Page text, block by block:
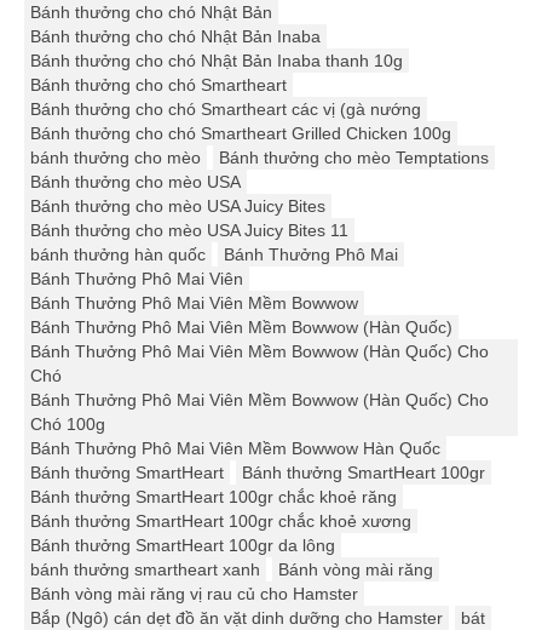
Bánh thưởng cho chó Nhật Bản
Bánh thưởng cho chó Nhật Bản Inaba
Bánh thưởng cho chó Nhật Bản Inaba thanh 10g
Bánh thưởng cho chó Smartheart
Bánh thưởng cho chó Smartheart các vị (gà nướng
Bánh thưởng cho chó Smartheart Grilled Chicken 100g
bánh thưởng cho mèo
Bánh thưởng cho mèo Temptations
Bánh thưởng cho mèo USA
Bánh thưởng cho mèo USA Juicy Bites
Bánh thưởng cho mèo USA Juicy Bites 11
bánh thưởng hàn quốc
Bánh Thưởng Phô Mai
Bánh Thưởng Phô Mai Viên
Bánh Thưởng Phô Mai Viên Mềm Bowwow
Bánh Thưởng Phô Mai Viên Mềm Bowwow (Hàn Quốc)
Bánh Thưởng Phô Mai Viên Mềm Bowwow (Hàn Quốc) Cho
Chó
Bánh Thưởng Phô Mai Viên Mềm Bowwow (Hàn Quốc) Cho
Chó 100g
Bánh Thưởng Phô Mai Viên Mềm Bowwow Hàn Quốc
Bánh thưởng SmartHeart
Bánh thưởng SmartHeart 100gr
Bánh thưởng SmartHeart 100gr chắc khoẻ răng
Bánh thưởng SmartHeart 100gr chắc khoẻ xương
Bánh thưởng SmartHeart 100gr da lông
bánh thưởng smartheart xanh
Bánh vòng mài răng
Bánh vòng mài răng vị rau củ cho Hamster
Bắp (Ngô) cán dẹt đồ ăn vặt dinh dưỡng cho Hamster
bát